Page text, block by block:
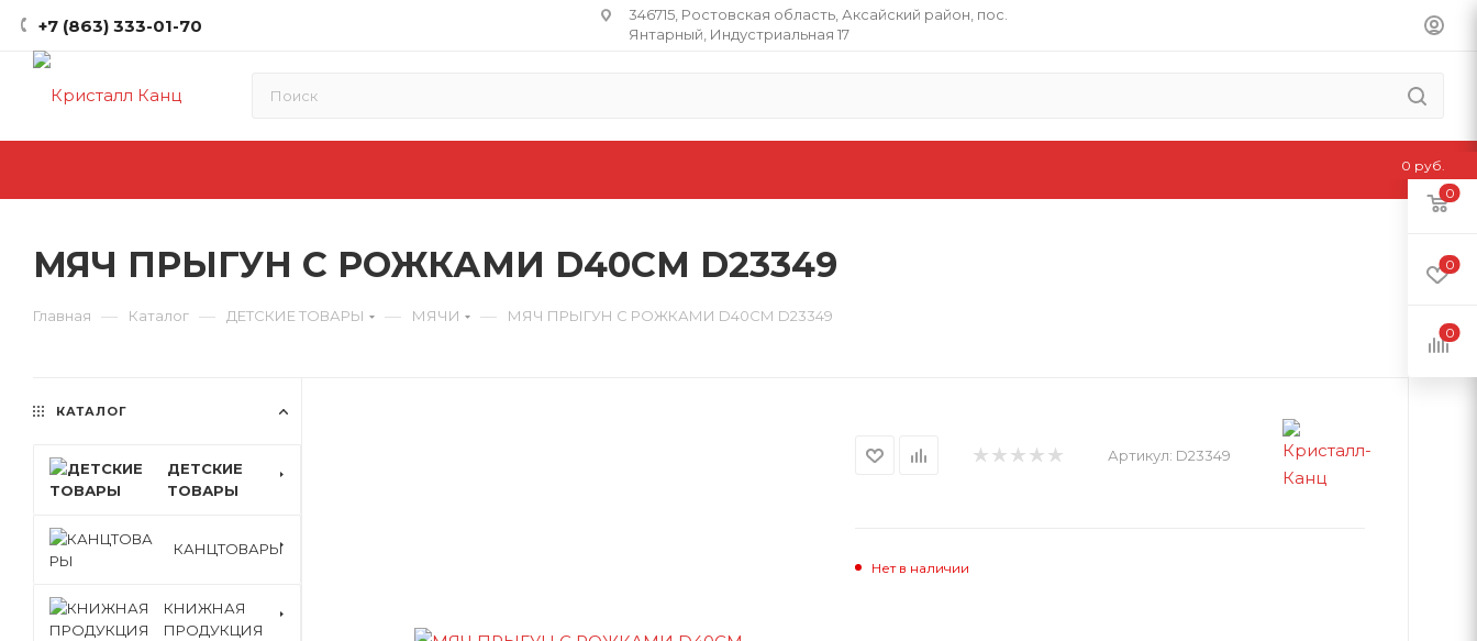
+7 (863) 333-01-70
346715, Ростовская область​, Аксайский район, пос.
Янтарный, Индустриальная 17
МЯЧ ПРЫГУН С РОЖКАМИ D40СМ D23349
Главная — Каталог — ДЕТСКИЕ ТОВАРЫ — МЯЧИ — МЯЧ ПРЫГУН С РОЖКАМИ D40СМ D23349
Артикул: D23349
Нет в наличии
КАТАЛОГ
ДЕТСКИЕ
ТОВАРЫ
КАНЦТОВАРЫ
КНИЖНАЯ
ПРОДУКЦИЯ
0
0
0
0 руб.